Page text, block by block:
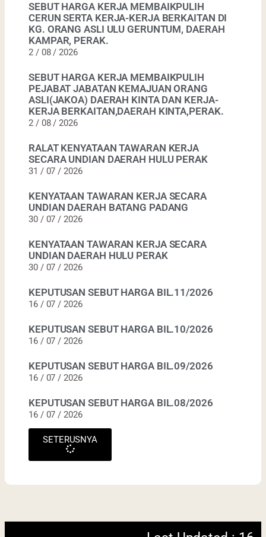
SEBUT HARGA KERJA MEMBAIKPULIH
CERUN SERTA KERJA-KERJA BERKAITAN DI
KG. ORANG ASLI ULU GERUNTUM, DAERAH
KAMPAR, PERAK.
2 / 08 / 2026
SEBUT HARGA KERJA MEMBAIKPULIH
PEJABAT JABATAN KEMAJUAN ORANG
ASLI(JAKOA) DAERAH KINTA DAN KERJA-
KERJA BERKAITAN,DAERAH KINTA,PERAK.
2 / 08 / 2026
RALAT KENYATAAN TAWARAN KERJA
SECARA UNDIAN DAERAH HULU PERAK
31 / 07 / 2026
KENYATAAN TAWARAN KERJA SECARA
UNDIAN DAERAH BATANG PADANG
30 / 07 / 2026
KENYATAAN TAWARAN KERJA SECARA
UNDIAN DAERAH HULU PERAK
30 / 07 / 2026
KEPUTUSAN SEBUT HARGA BIL.11/2026
16 / 07 / 2026
KEPUTUSAN SEBUT HARGA BIL.10/2026
16 / 07 / 2026
KEPUTUSAN SEBUT HARGA BIL.09/2026
16 / 07 / 2026
KEPUTUSAN SEBUT HARGA BIL.08/2026
16 / 07 / 2026
SETERUSNYA
Kemajuan Orang
Asli (JAKOA)
Dasar Privasi|
Keselamatan|
AM